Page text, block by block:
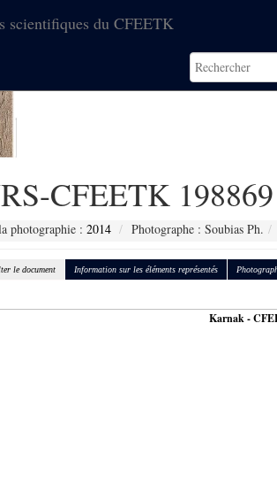
scientifiques du CFEETK
CFEETK 198869
photographie : 2014 Photographe : Soubias Ph.
le document Information sur les éléments représentés